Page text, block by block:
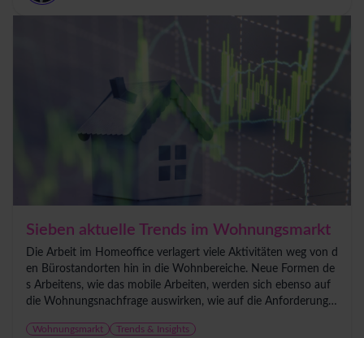
Sieben aktuelle Trends im Wohnungsmarkt
Die Arbeit im Homeoffice verlagert viele Aktivitäten weg von d
en Bürostandorten hin in die Wohnbereiche. Neue Formen de
s Arbeitens, wie das mobile Arbeiten, werden sich ebenso auf
die Wohnungsnachfrage auswirken, wie auf die Anforderunge
Wohnungsmarkt Trends & Insights